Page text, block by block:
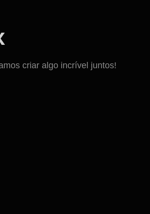
criar algo incrível juntos!